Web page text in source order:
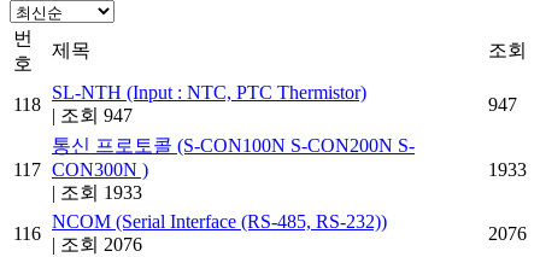
번
호
제목 조회
118
SL-NTH (Input : NTC, PTC Thermistor)
| 조회 947
947
117
통신 프로토콜 (S-CON100N S-CON200N S-
CON300N )
| 조회 1933
1933
116
NCOM (Serial Interface (RS-485, RS-232))
| 조회 2076
2076